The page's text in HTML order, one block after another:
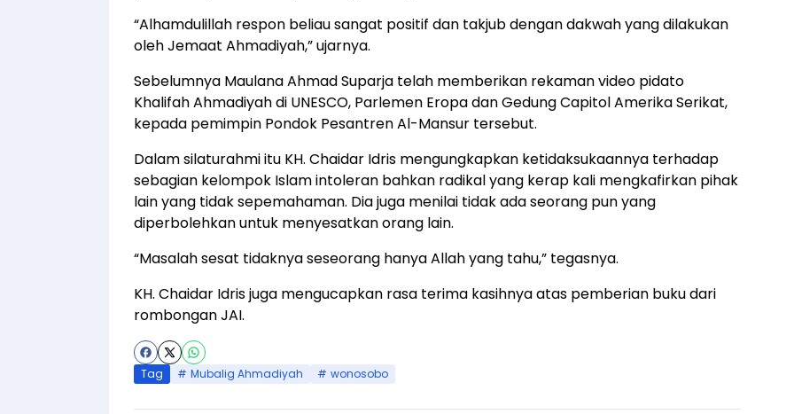
“Alhamdulillah respon beliau sangat positif dan takjub dengan dakwah yang dilakukan
oleh Jemaat Ahmadiyah,” ujarnya.
Sebelumnya Maulana Ahmad Suparja telah memberikan rekaman video pidato
Khalifah Ahmadiyah di UNESCO, Parlemen Eropa dan Gedung Capitol Amerika Serikat,
kepada pemimpin Pondok Pesantren Al-Mansur tersebut.
Dalam silaturahmi itu KH. Chaidar Idris mengungkapkan ketidaksukaannya terhadap
sebagian kelompok Islam intoleran bahkan radikal yang kerap kali mengkafirkan pihak
lain yang tidak sepemahaman. Dia juga menilai tidak ada seorang pun yang
diperbolehkan untuk menyesatkan orang lain.
“Masalah sesat tidaknya seseorang hanya Allah yang tahu,” tegasnya.
KH. Chaidar Idris juga mengucapkan rasa terima kasihnya atas pemberian buku dari
rombongan JAI.
Tag Mubalig Ahmadiyah wonosobo